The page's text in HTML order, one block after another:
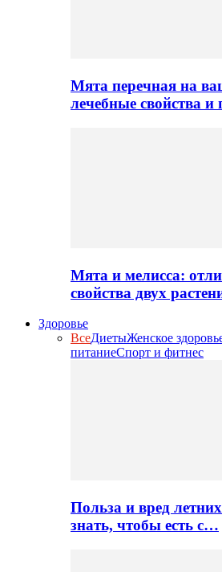
Мята перечная на
лечебные свойства и
Мята и мелисса:
свойства двух
Здоровье
ВсеДиетыЖенское
питаниеСпорт и фитнес
Польза и вред
знать, чтобы есть с…